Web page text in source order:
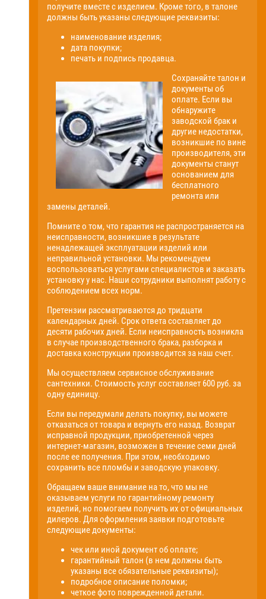
получите вместе с изделием. Кроме того, в талоне
должны быть указаны следующие реквизиты:
наименование изделия;
дата покупки;
печать и подпись продавца.
Сохраняйте талон и
документы об
оплате. Если вы
обнаружите
заводской брак и
другие недостатки,
возникшие по вине
производителя, эти
документы станут
основанием для
бесплатного
ремонта или
замены деталей.
Помните о том, что гарантия не распространяется на
неисправности, возникшие в результате
ненадлежащей эксплуатации изделий или
неправильной установки. Мы рекомендуем
воспользоваться услугами специалистов и заказать
установку у нас. Наши сотрудники выполнят работу с
соблюдением всех норм.
Претензии рассматриваются до тридцати
календарных дней. Срок ответа составляет до
десяти рабочих дней. Если неисправность возникла
в случае производственного брака, разборка и
доставка конструкции производится за наш счет.
Мы осуществляем сервисное обслуживание
сантехники. Стоимость услуг составляет 600 руб. за
одну единицу.
Если вы передумали делать покупку, вы можете
отказаться от товара и вернуть его назад. Возврат
исправной продукции, приобретенной через
интернет-магазин, возможен в течение семи дней
после ее получения. При этом, необходимо
сохранить все пломбы и заводскую упаковку.
Обращаем ваше внимание на то, что мы не
оказываем услуги по гарантийному ремонту
изделий, но помогаем получить их от официальных
дилеров. Для оформления заявки подготовьте
следующие документы:
чек или иной документ об оплате;
гарантийный талон (в нем должны быть
указаны все обязательные реквизиты);
подробное описание поломки;
четкое фото поврежденной детали.